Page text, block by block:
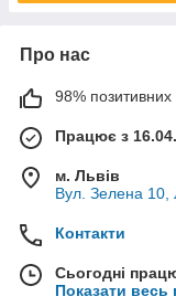
Про нас
98% позитивних
Працює з
м. Львів
Вул. Зелена 10,
Контакти
Сьогодні
Показати весь